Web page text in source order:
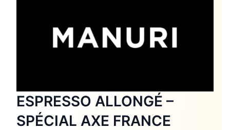
ESPRESSO ALLONGÉ –
SPÉCIAL AXE FRANCE